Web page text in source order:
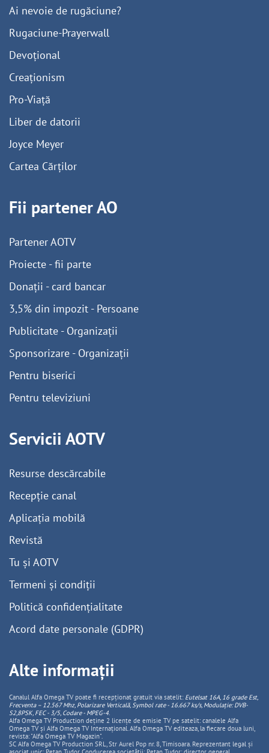
Ai nevoie de rugăciune?
Rugaciune-Prayerwall
Devoțional
Creaționism
Pro-Viață
Liber de datorii
Joyce Meyer
Cartea Cărților
Fii partener AO
Partener AOTV
Proiecte - fii parte
Donații - card bancar
3,5% din impozit - Persoane
Publicitate - Organizații
Sponsorizare - Organizații
Pentru biserici
Pentru televiziuni
Servicii AOTV
Resurse descărcabile
Recepție canal
Aplicația mobilă
Revistă
Tu și AOTV
Termeni și condiții
Politică confidențialitate
Acord date personale (GDPR)
Alte informații
Canalul Alfa Omega TV poate fi recepționat gratuit via satelit: Eutelsat 16A, 16 grade Est,
Frecventa – 12.567 Mhz, PolarizareVerticală, Symbol rate - 16.667 ks/s, Modulație: DVB-
S2,8PSK, FEC - 3/5, Codare - MPEG-4.
Alfa Omega TV Production deține 2 licențe de emisie TV pe satelit: canalele Alfa
Omega TV și Alfa Omega TV Internațional. Alfa Omega TV editeaza, la fiecare doua luni,
revista: "Alfa Omega TV Magazin".
SC Alfa Omega TV Production SRL, Str Aurel Pop nr. 8, Timisoara. Reprezentant legal și